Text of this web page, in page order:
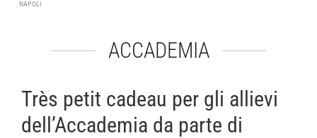
NAPOLI
ACCADEMIA
Très petit cadeau per gli allievi
dell’Accademia da parte di